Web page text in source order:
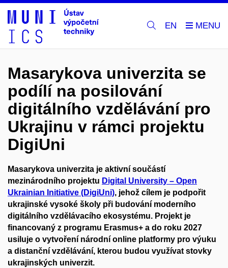
EN
Masarykova univerzita se
podílí na posilování
digitálního vzdělávání pro
Ukrajinu v rámci projektu
DigiUni
Masarykova univerzita je aktivní součástí
mezinárodního projektu Digital University – Open
Ukrainian Initiative (DigiUni), jehož cílem je podpořit
ukrajinské vysoké školy při budování moderního
digitálního vzdělávacího ekosystému. Projekt je
financovaný z programu Erasmus+ a do roku 2027
usiluje o vytvoření národní online platformy pro výuku
a distanční vzdělávání, kterou budou využívat stovky
ukrajinských univerzit.